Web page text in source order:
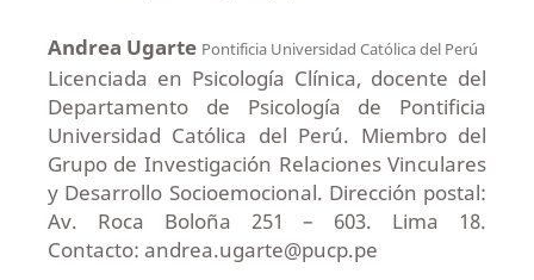
Andrea Ugarte Pontificia Universidad Católica del Perú
Licenciada en Psicología Clínica, docente del
Departamento de Psicología de Pontificia
Universidad Católica del Perú. Miembro del
Grupo de Investigación Relaciones Vinculares
y Desarrollo Socioemocional. Dirección postal:
Av. Roca Boloña 251 – 603. Lima 18.
Contacto: andrea.ugarte@pucp.pe